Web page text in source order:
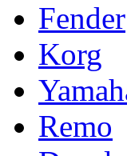
Fender
Korg
Remo